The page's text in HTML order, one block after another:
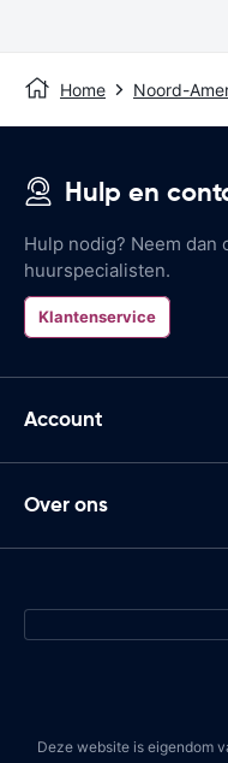
Home Noord-
Hulp en
Hulp nodig? Neem dan
huurspecialisten.
Klantenservice
Account
Over ons
Deze website is eigendom